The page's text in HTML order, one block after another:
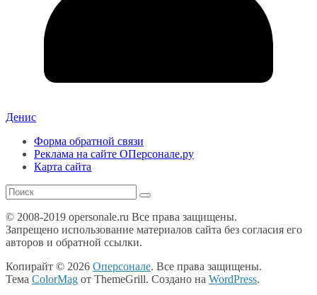
Денис
Форма обратной связи
Реклама на сайте ОПерсонале.ру
Карта сайта
© 2008-2019 opersonale.ru Все права защищены.
Запрещено использование материалов сайта без согласия его
авторов и обратной ссылки.
Копирайт © 2026 Оперсонале. Все права защищены.
Тема ColorMag от ThemeGrill. Создано на WordPress.